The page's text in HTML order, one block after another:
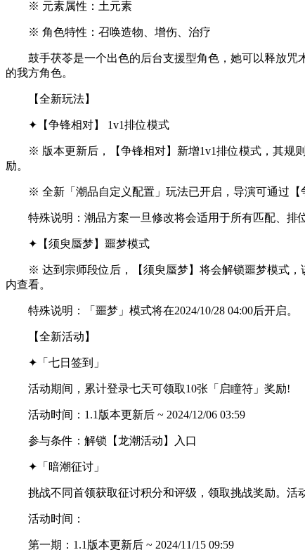
※ 元素属性：土元素
※ 角色特性：召唤造物、增伤、治疗
鼓手茯苓是一个出色的后台支援型角色，她可以释放咒
的我方角色。
【全新玩法】
✦【争锋相对】 1v1排位模式
※ 版本更新后，【争锋相对】新增1v1排位模式，其规则
励。
※ 全新「潮品自定义配置」玩法已开启，导演可通过【
特殊说明：潮品方案一旦修改将会适用于所有匹配、排位
✦【须臾蜃梦】噩梦模式
※ 达到宗师段位后，【须臾蜃梦】将会解锁噩梦模式，
内查看。
特殊说明：「噩梦」模式将在2024/10/28 04:00后开启。
【全新活动】
✦「七日签到」
活动期间，累计登录七天可领取10张「启瞳符」奖励!
活动时间：1.1版本更新后 ~ 2024/12/06 03:59
参与条件：解锁【龙潮活动】入口
✦「暗潮征讨」
挑战不同首领获取征讨积分和评级，领取挑战奖励。活
活动时间：
第一期：1.1版本更新后 ~ 2024/11/15 09:59